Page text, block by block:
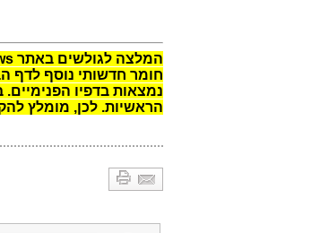
המלצה לגולשים באתר TelecomNews:
חומר חדשותי נוסף לדף
נמצאות בדפיו
הראשיות. לכן, מומלץ